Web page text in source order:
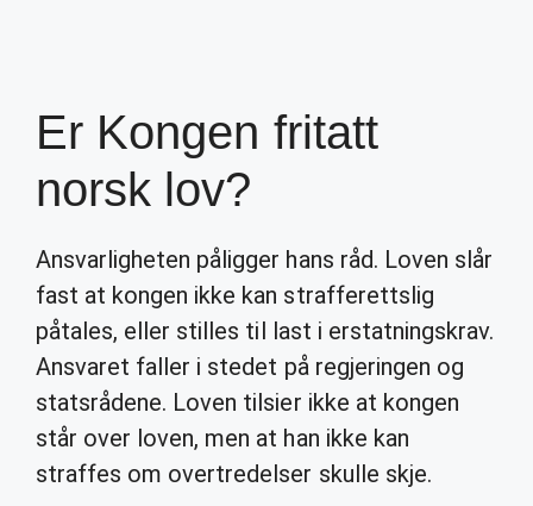
Er Kongen fritatt
norsk lov?
Ansvarligheten påligger hans råd. Loven slår
fast at kongen ikke kan strafferettslig
påtales, eller stilles til last i erstatningskrav.
Ansvaret faller i stedet på regjeringen og
statsrådene. Loven tilsier ikke at kongen
står over loven, men at han ikke kan
straffes om overtredelser skulle skje.